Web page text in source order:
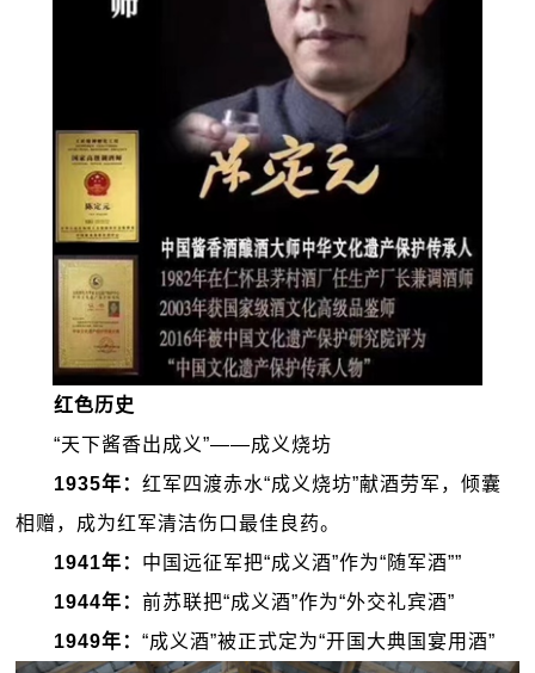
红色历史
“天下酱香出成义”——成义烧坊
1935年：红军四渡赤水“成义烧坊”献酒劳军，倾囊
相赠，成为红军清洁伤口最佳良药。
1941年： 中国远征军把“成义酒”作为“随军酒””
1944年：前苏联把“成义酒”作为“外交礼宾酒”
1949年：“成义酒”被正式定为“开国大典国宴用酒”